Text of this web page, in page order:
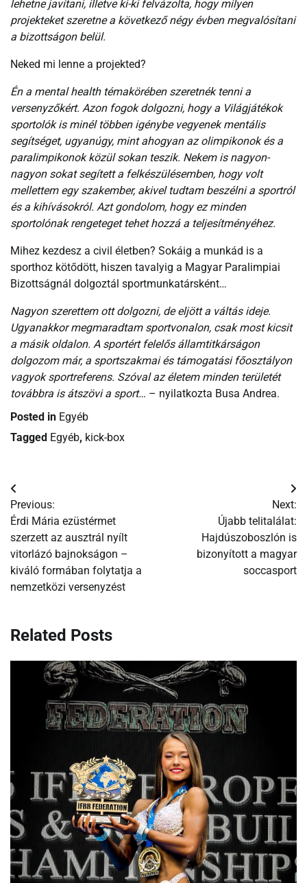
lehetne javítani, illetve ki-ki felvázolta, hogy milyen
projekteket szeretne a következő négy évben megvalósítani
a bizottságon belül.
Neked mi lenne a projekted?
Én a mental health témakörében szeretnék tenni a
versenyzőkért. Azon fogok dolgozni, hogy a Világjátékok
sportolók is minél többen igénybe vegyenek mentális
segítséget, ugyanúgy, mint ahogyan az olimpikonok és a
paralimpikonok közül sokan teszik. Nekem is nagyon-
nagyon sokat segített a felkészülésemben, hogy volt
mellettem egy szakember, akivel tudtam beszélni a sportról
és a kihívásokról. Azt gondolom, hogy ez minden
sportolónak rengeteget tehet hozzá a teljesítményéhez.
Mihez kezdesz a civil életben? Sokáig a munkád is a
sporthoz kötődött, hiszen tavalyig a Magyar Paralimpiai
Bizottságnál dolgoztál sportmunkatársként…
Nagyon szerettem ott dolgozni, de eljött a váltás ideje.
Ugyanakkor megmaradtam sportvonalon, csak most kicsit
a másik oldalon. A sportért felelős államtitkárságon
dolgozom már, a sportszakmai és támogatási főosztályon
vagyok sportreferens. Szóval az életem minden területét
továbbra is átszövi a sport… – nyilatkozta Busa Andrea.
Posted in Egyéb
Tagged Egyéb, kick-box
Bejegyzés
navigáció
Previous:
Érdi Mária ezüstérmet
szerzett az ausztrál nyílt
vitorlázó bajnokságon –
kiváló formában folytatja a
nemzetközi versenyzést
Next:
Újabb telitalálat:
Hajdúszoboszlón is
bizonyított a magyar
soccasport
Related Posts